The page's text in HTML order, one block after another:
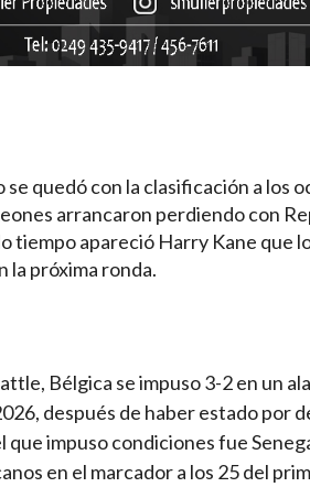
quedó con la clasificación a los
arrancaron perdiendo con
tiempo apareció Harry Kane que
la próxima ronda.
Bélgica se impuso 3-2 en un
después de haber estado por
impuso condiciones fue
en el marcador a los 25 del